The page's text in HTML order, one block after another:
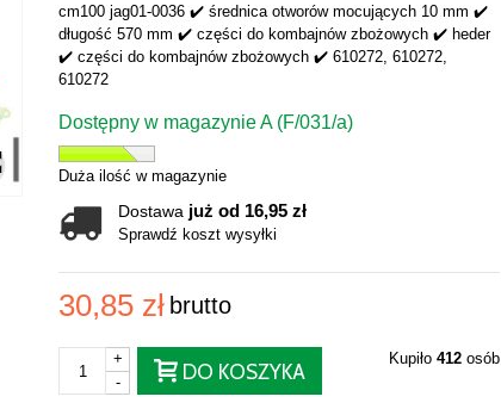
cm100 jag01-0036 ✔️ średnica otworów mocujących 10 mm ✔️
długość 570 mm ✔️ części do kombajnów zbożowych ✔️ heder
✔️ części do kombajnów zbożowych ✔️ 610272, 610272,
610272
Dostępny w magazynie A (F/031/a)
Duża ilość w magazynie
Dostawa już od 16,95 zł
Sprawdź koszt wysyłki
30,85 zł brutto
-
+
DO KOSZYKA
Kupiło 412osób